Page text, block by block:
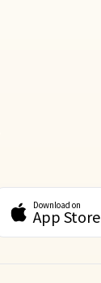
Download on
App Store